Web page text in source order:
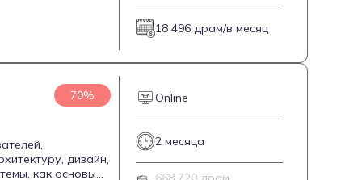
рекламе
18 496 драм/в месяц
70%
дизайн,
как основы
Online
2 месяца